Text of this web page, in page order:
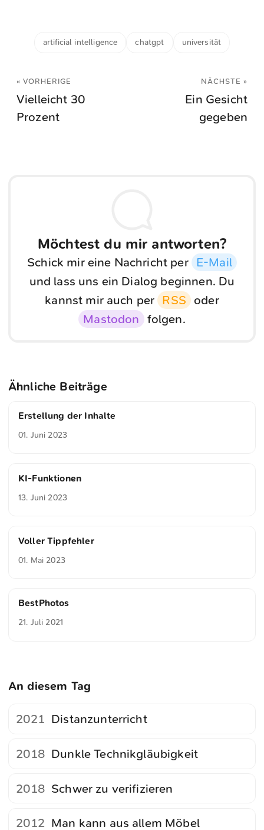
artificial intelligence chatgpt universität
« VORHERIGE
Vielleicht 30
Prozent
NÄCHSTE »
Ein Gesicht
gegeben
Möchtest du mir antworten?
Schick mir eine Nachricht per E-Mail
und lass uns ein Dialog beginnen. Du
kannst mir auch per RSS oder
Mastodon folgen.
Ähnliche Beiträge
Erstellung der Inhalte
01. Juni 2023
KI-Funktionen
13. Juni 2023
Voller Tippfehler
01. Mai 2023
BestPhotos
21. Juli 2021
An diesem Tag
2021 Distanzunterricht
2018 Dunkle Technikgläubigkeit
2018 Schwer zu verifizieren
2012 Man kann aus allem Möbel